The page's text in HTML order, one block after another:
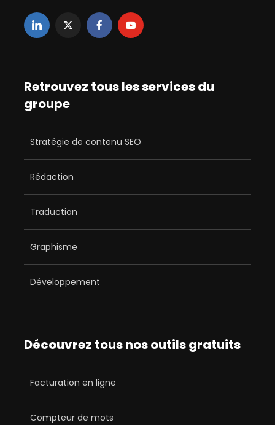
Retrouvez tous les services du
groupe
Stratégie de contenu SEO
Rédaction
Traduction
Graphisme
Développement
Découvrez tous nos outils gratuits
Facturation en ligne
Compteur de mots